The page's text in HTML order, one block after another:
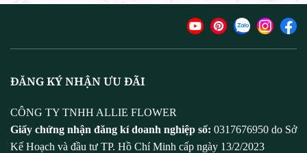
ĐĂNG KÝ NHẬN ƯU ĐÃI
CÔNG TY TNHH ALLIE FLOWER
Giấy chứng nhận đăng kí doanh nghiệp số: 0317676950 do Sở
Kế Hoạch và đầu tư TP. Hồ Chí Minh cấp ngày 13/2/2023